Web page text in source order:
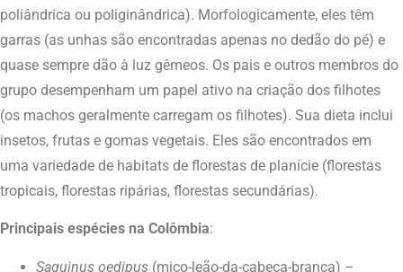
poliândrica ou poliginândrica). Morfologicamente, eles têm
garras (as unhas são encontradas apenas no dedão do pé) e
quase sempre dão à luz gêmeos. Os pais e outros membros do
grupo desempenham um papel ativo na criação dos filhotes
(os machos geralmente carregam os filhotes). Sua dieta inclui
insetos, frutas e gomas vegetais. Eles são encontrados em
uma variedade de habitats de florestas de planície (florestas
tropicais, florestas ripárias, florestas secundárias).
Principais espécies na Colômbia:
Saguinus oedipus (mico-leão-da-cabeça-branca) –